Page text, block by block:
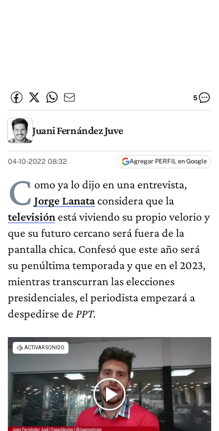
5
Juani Fernández Juve
04-10-2022 08:32 Agregar PERFIL en Google
C omo ya lo dijo en una entrevista,
Jorge Lanataconsidera que la
televisión está viviendo su propio velorio y
que su futuro cercano será fuera de la
pantalla chica. Confesó que este año será
su penúltima temporada y que en el 2023,
mientras transcurran las elecciones
presidenciales, el periodista empezará a
despedirse de PPT.